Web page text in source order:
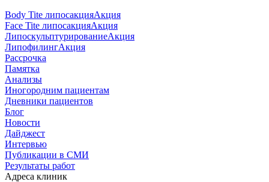
Body Tite липосакцияАкция
Face Tite липосакцияАкция
ЛипоскульптурированиеАкция
ЛипофилингАкция
Рассрочка
Памятка
Анализы
Иногородним пациентам
Дневники пациентов
Блог
Новости
Дайджест
Интервью
Публикации в СМИ
Результаты работ
Адреса клиник